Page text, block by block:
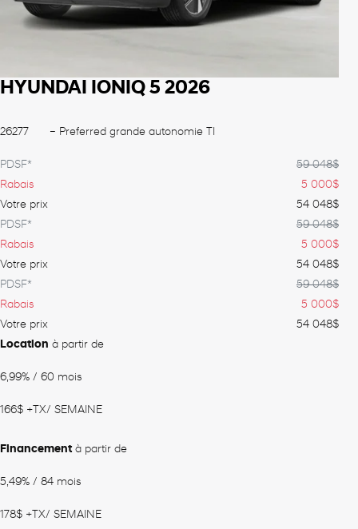
HYUNDAI IONIQ 5 2026
26277 – Preferred grande autonomie TI
PDSF* 59 048$
Rabais
5 000$
Votre prix
54 048$
PDSF*
59 048$
Rabais
5 000$
Votre prix
54 048$
PDSF*
59 048$
Rabais
5 000$
Votre prix
54 048$
Location à partir de
6,99% / 60 mois
166$ +TX/ SEMAINE
Financement à partir de
5,49% / 84 mois
178$ +TX/ SEMAINE